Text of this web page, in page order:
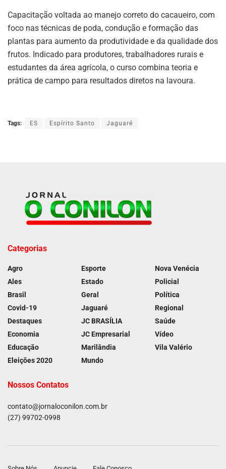
Capacitação voltada ao manejo correto do cacaueiro, com
foco nas técnicas de poda, condução e formação das
plantas para aumento da produtividade e da qualidade dos
frutos. Indicado para produtores, trabalhadores rurais e
estudantes da área agrícola, o curso combina teoria e
prática de campo para resultados diretos na lavoura.
Tags: ES Espírito Santo Jaguaré
Categorias
Agro
Ales
Brasil
Covid-19
Destaques
Economia
Educação
Eleições 2020
Esporte
Estado
Geral
Jaguaré
JC BRASÍLIA
JC Empresarial
Marilândia
Mundo
Nova Venécia
Policial
Política
Regional
Saúde
Vídeo
Vila Valério
Nossos Contatos
contato@jornaloconilon.com.br
(27) 99702-0998